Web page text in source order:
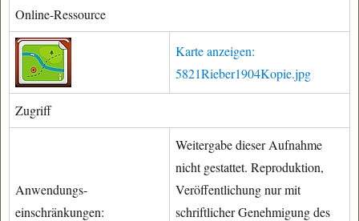
Online-Ressource
Karte anzeigen:
5821Rieber1904Kopie.jpg
Zugriff
Anwendungs-
einschränkungen:
Weitergabe dieser Aufnahme
nicht gestattet. Reproduktion,
Veröffentlichung nur mit
schriftlicher Genehmigung des